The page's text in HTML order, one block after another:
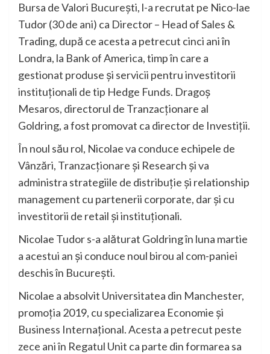
Bursa de Valori București, l-a recrutat pe Nico-lae
Tudor (30 de ani) ca Director – Head of Sales &
Trading, după ce acesta a petrecut cinci ani în
Londra, la Bank of America, timp în care a
gestionat produse și servicii pentru investitorii
instituționali de tip Hedge Funds. Dragoș
Mesaros, directorul de Tranzacționare al
Goldring, a fost promovat ca director de Investiții.
În noul său rol, Nicolae va conduce echipele de
Vânzări, Tranzacționare și Research și va
administra strategiile de distribuție și relationship
management cu partenerii corporate, dar și cu
investitorii de retail și instituționali.
Nicolae Tudor s-a alăturat Goldring în luna martie
a acestui an și conduce noul birou al com-paniei
deschis în București.
Nicolae a absolvit Universitatea din Manchester,
promoția 2019, cu specializarea Economie și
Business Internațional. Acesta a petrecut peste
zece ani în Regatul Unit ca parte din formarea sa